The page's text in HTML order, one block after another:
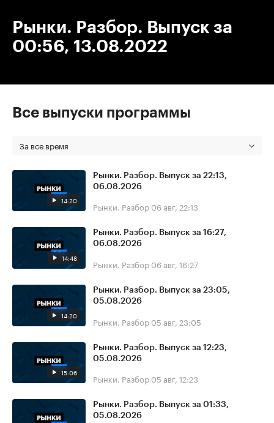
Рынки. Разбор. Выпуск за
00:56, 13.08.2022
Все выпуски программы
За все время
14:20
Рынки. Разбор. Выпуск за 22:13,
06.08.2026
Рынки. Разбор 06 авг, 22:13
14:48
Рынки. Разбор. Выпуск за 16:27,
06.08.2026
Рынки. Разбор 06 авг, 16:27
14:20
Рынки. Разбор. Выпуск за 23:05,
05.08.2026
Рынки. Разбор 05 авг, 23:05
15:06
Рынки. Разбор. Выпуск за 12:23,
05.08.2026
Рынки. Разбор 05 авг, 12:23
Рынки. Разбор. Выпуск за 01:33,
05.08.2026